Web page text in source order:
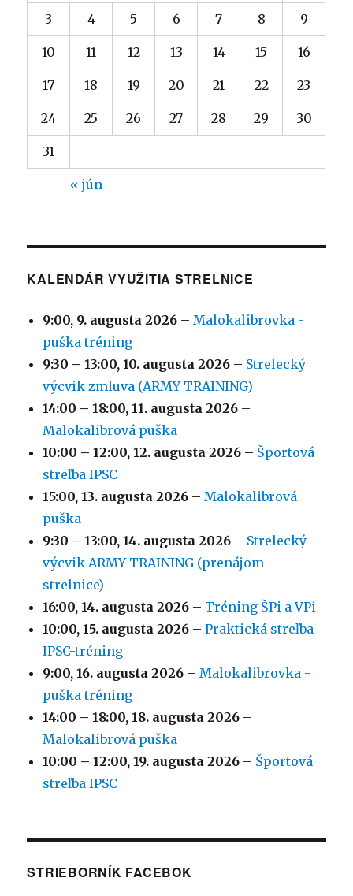
3 4 5 6 7 8 9
10 11 12 13 14 15 16
17 18 19 20 21 22 23
24 25 26 27 28 29 30
31
« jún
KALENDÁR VYUŽITIA STRELNICE
9:00, 9. augusta 2026 –Malokalibrovka -
puška tréning
9:30 – 13:00,10. augusta 2026 – Strelecký
výcvik zmluva (ARMY TRAINING)
14:00 – 18:00,11. augusta 2026 –
Malokalibrová puška
10:00 – 12:00,12. augusta 2026 – Športová
streľba IPSC
15:00,13. augusta 2026 –Malokalibrová
puška
9:30 – 13:00,14. augusta 2026 – Strelecký
výcvik ARMY TRAINING (prenájom
strelnice)
16:00,14. augusta 2026 – Tréning ŠPi a VPi
10:00,15. augusta 2026 –Praktická streľba
IPSC-tréning
9:00,16. augusta 2026 –Malokalibrovka -
puška tréning
14:00 – 18:00,18. augusta 2026 –
Malokalibrová puška
10:00 – 12:00,19. augusta 2026 – Športová
streľba IPSC
STRIEBORNÍK FACEBOK